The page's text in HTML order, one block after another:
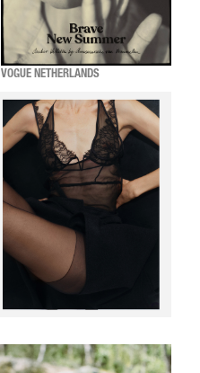
VOGUE NETHERLANDS